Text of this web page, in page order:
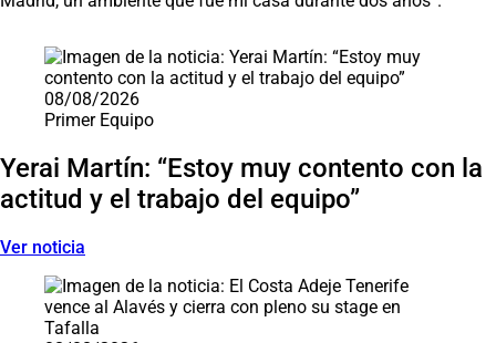
08/08/2026
Primer Equipo
Yerai Martín: “Estoy muy contento con la
actitud y el trabajo del equipo”
Ver noticia